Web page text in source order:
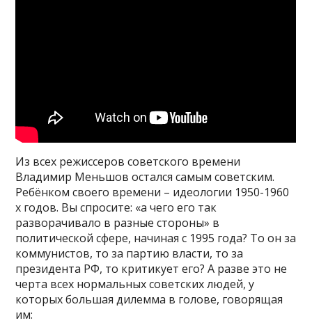
Из всех режиссеров советского времени
Владимир Меньшов остался самым советским.
Ребёнком своего времени – идеологии 1950-1960
х годов. Вы спросите: «а чего его так
разворачивало в разные стороны» в
политической сфере, начиная с 1995 года? То он за
коммунистов, то за партию власти, то за
президента РФ, то критикует его? А разве это не
черта всех нормальных советских людей, у
которых большая дилемма в голове, говорящая
им: